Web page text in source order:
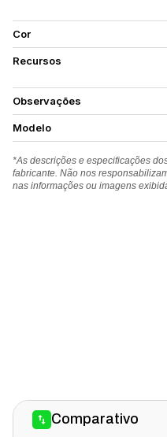
Cor
Recursos
Observações
Modelo
*As descrições e especificações
fabricante. Não nos
nas informações ou imagens
Comparativo